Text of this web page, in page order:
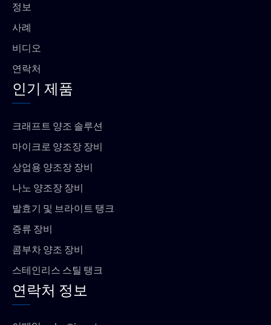
정보
사례
비디오
연락처
인기 제품
크래프트 양조 솔루션
마이크로 양조장 장비
상업용 양조장 장비
나노 양조장 장비
발효기 및 브라이트 탱크
증류 장비
콤부차 양조 장비
스테인리스 스틸 탱크
연락처 정보